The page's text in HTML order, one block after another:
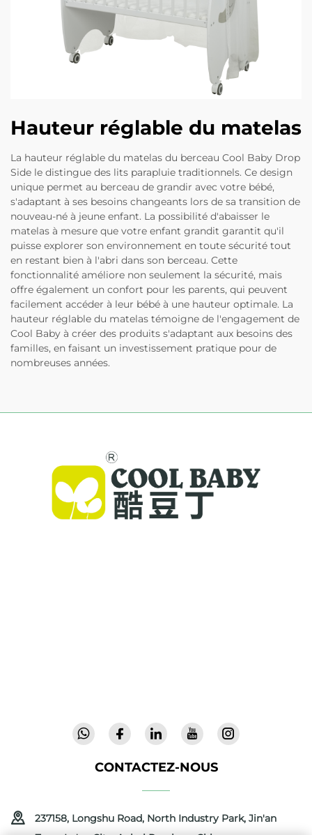
Hauteur réglable du matelas
La hauteur réglable du matelas du berceau Cool Baby Drop
Side le distingue des lits parapluie traditionnels. Ce design
unique permet au berceau de grandir avec votre bébé,
s'adaptant à ses besoins changeants lors de sa transition de
nouveau-né à jeune enfant. La possibilité d'abaisser le
matelas à mesure que votre enfant grandit garantit qu'il
puisse explorer son environnement en toute sécurité tout
en restant bien à l'abri dans son berceau. Cette
fonctionnalité améliore non seulement la sécurité, mais
offre également un confort pour les parents, qui peuvent
facilement accéder à leur bébé à une hauteur optimale. La
hauteur réglable du matelas témoigne de l'engagement de
Cool Baby à créer des produits s'adaptant aux besoins des
familles, en faisant un investissement pratique pour de
nombreuses années.
CONTACTEZ-NOUS
237158, Longshu Road, North Industry Park, Jin'an